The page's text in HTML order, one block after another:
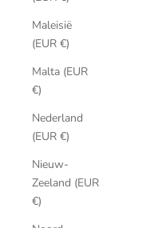
Maleisië
(EUR €)
Malta (EUR
€)
Nederland
(EUR €)
Nieuw-
Zeeland (EUR
€)